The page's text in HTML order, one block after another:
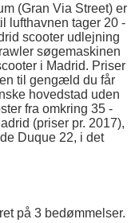
(Gran Via Street) er
lufthavnen tager 20 -
scooter udlejning
søgemaskinen
i Madrid. Priser
til gengæld du får
hovedstad uden
fra omkring 35 -
(priser pr. 2017),
Duque 22, i det
på 3 bedømmelser.